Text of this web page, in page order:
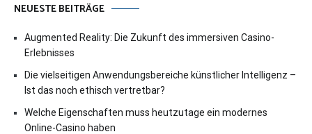
NEUESTE BEITRÄGE
Augmented Reality: Die Zukunft des immersiven Casino-
Erlebnisses
Die vielseitigen Anwendungsbereiche künstlicher Intelligenz –
Ist das noch ethisch vertretbar?
Welche Eigenschaften muss heutzutage ein modernes
Online-Casino haben